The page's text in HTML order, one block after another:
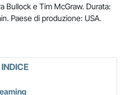
Bullock e Tim McGraw. Durata:
Paese di produzione: USA.
INDICE